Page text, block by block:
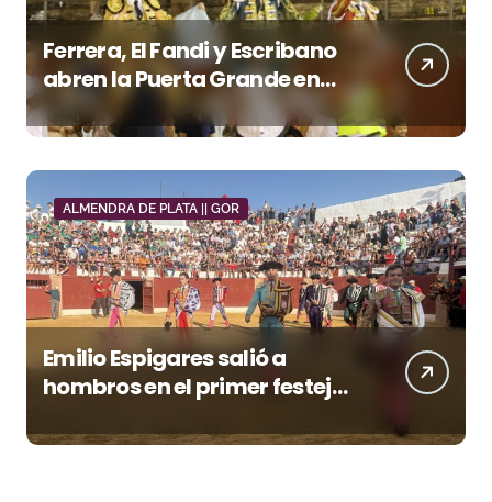
Ferrera, El Fandi y Escribano
abren la Puerta Grande en
una tarde triunfal en Azuaga
ALMENDRA DE PLATA || GOR
Emilio Espigares salió a
hombros en el primer festejo
la Feria de Gor